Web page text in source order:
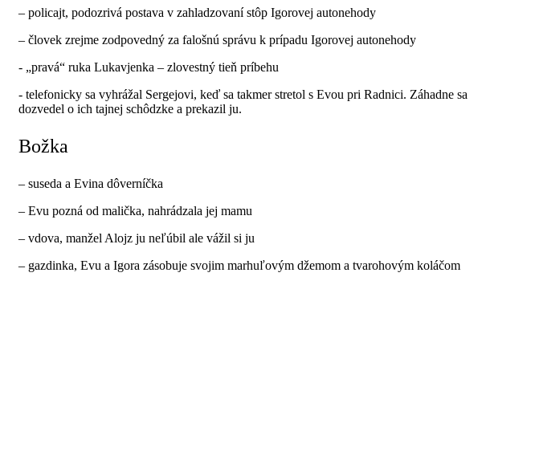
– policajt, podozrivá postava v zahladzovaní stôp Igorovej autonehody
– človek zrejme zodpovedný za falošnú správu k prípadu Igorovej autonehody
- „pravá“ ruka Lukavjenka – zlovestný tieň príbehu
- telefonicky sa vyhrážal Sergejovi, keď sa takmer stretol s Evou pri Radnici. Záhadne sa
dozvedel o ich tajnej schôdzke a prekazil ju.
Božka
– suseda a Evina dôverníčka
– Evu pozná od malička, nahrádzala jej mamu
– vdova, manžel Alojz ju neľúbil ale vážil si ju
– gazdinka, Evu a Igora zásobuje svojim marhuľovým džemom a tvarohovým koláčom